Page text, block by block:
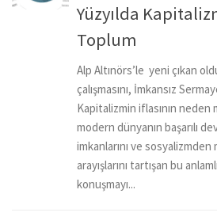
Yüzyılda
Toplum
Alp Altınörs’le yeni çıkan
çalışmasını, İmkansız
Kapitalizmin iflasının
modern dünyanın başarılı
imkanlarını ve
arayışlarını tartışan bu
konuşmayı...